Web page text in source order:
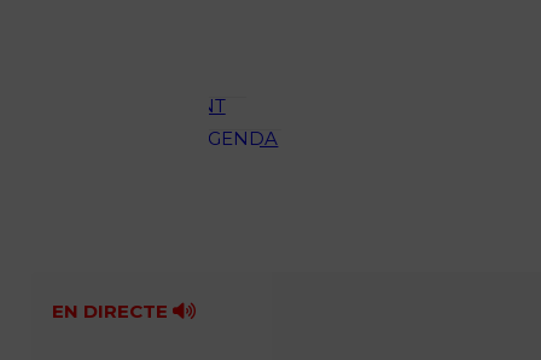
AMBIENT
AGENDA
Fes-te'n soci!
EN DIRECTE